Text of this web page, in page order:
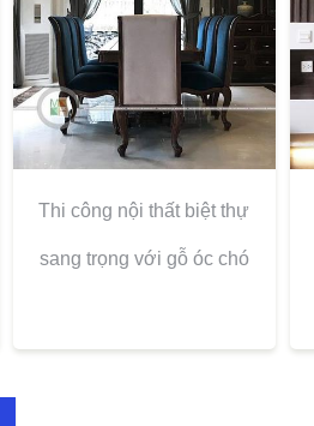
Thi công nội thất biệt thự
sang trọng với gỗ óc chó